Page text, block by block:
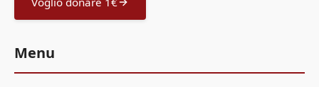
Menu